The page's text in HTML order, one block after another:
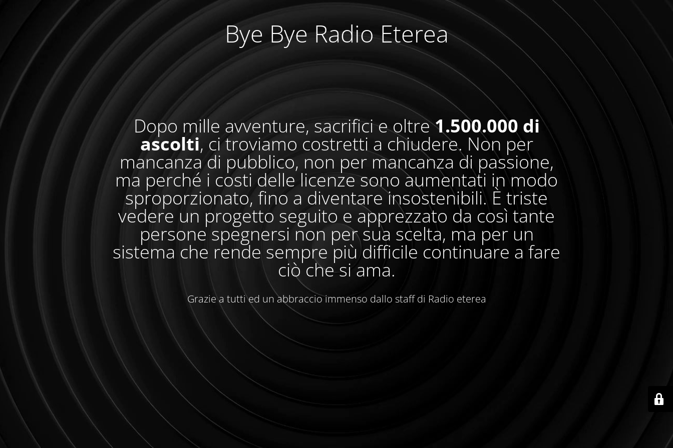
Bye Bye Radio Eterea
Dopo mille avventure, sacrifici e oltre1.500.000 di
ascolti, ci troviamo costretti a chiudere. Non per
mancanza di pubblico, non per mancanza di passione,
ma perché i costi delle licenze sono aumentati in modo
sproporzionato, fino a diventare insostenibili. È triste
vedere un progetto seguito e apprezzato da così tante
persone spegnersi non per sua scelta, ma per un
sistema che rende sempre più difficile continuare a fare
ciò che si ama.
Grazie a tutti ed un abbraccio immenso dallo staff di Radio eterea